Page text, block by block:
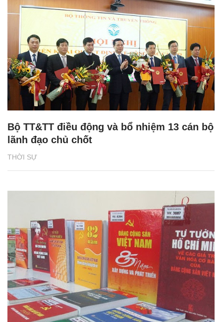
THỜI SỰ
Bộ TT&TT điều động và bổ nhiệm 13 cán bộ
lãnh đạo chủ chốt